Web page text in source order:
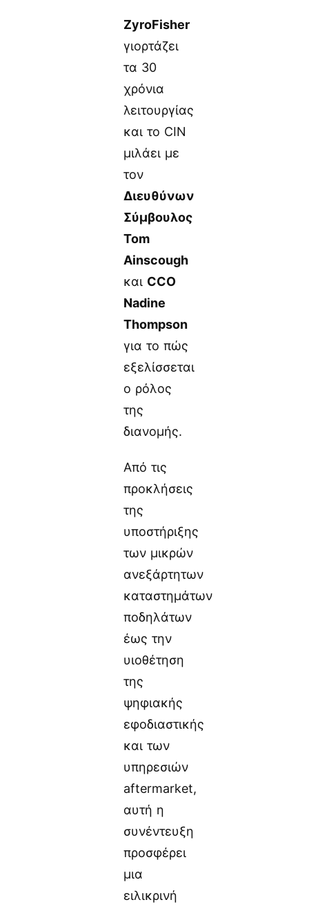
ZyroFisher
γιορτάζει
τα 30
χρόνια
λειτουργίας
και το CIN
μιλάει με
τον
Διευθύνων
Σύμβουλος
Tom
Ainscough
και CCO
Nadine
Thompson
για το πώς
εξελίσσεται
ο ρόλος
της
διανομής.
Από τις
προκλήσεις
της
υποστήριξης
των μικρών
ανεξάρτητων
καταστημάτων
ποδηλάτων
έως την
υιοθέτηση
της
ψηφιακής
εφοδιαστικής
και των
υπηρεσιών
aftermarket,
αυτή η
συνέντευξη
προσφέρει
μια
ειλικρινή